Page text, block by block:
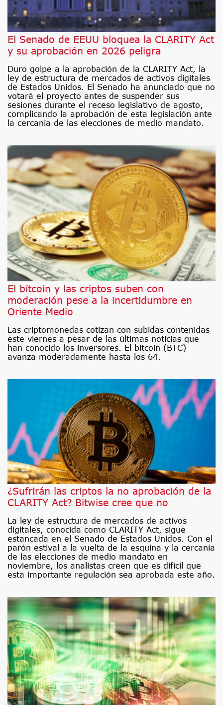
El Senado de EEUU bloquea la CLARITY Act
y su aprobación en 2026 peligra
Duro golpe a la aprobación de la CLARITY Act, la
ley de estructura de mercados de activos digitales
de Estados Unidos. El Senado ha anunciado que no
votará el proyecto antes de suspender sus
sesiones durante el receso legislativo de agosto,
complicando la aprobación de esta legislación ante
la cercanía de las elecciones de medio mandato.
El bitcoin y las criptos suben con
moderación pese a la incertidumbre en
Oriente Medio
Las criptomonedas cotizan con subidas contenidas
este viernes a pesar de las últimas noticias que
han conocido los inversores. El bitcoin (BTC)
avanza moderadamente hasta los 64.
¿Sufrirán las criptos la no aprobación de la
CLARITY Act? Bitwise cree que no
La ley de estructura de mercados de activos
digitales, conocida como CLARITY Act, sigue
estancada en el Senado de Estados Unidos. Con el
parón estival a la vuelta de la esquina y la cercanía
de las elecciones de medio mandato en
noviembre, los analistas creen que es difícil que
esta importante regulación sea aprobada este año.